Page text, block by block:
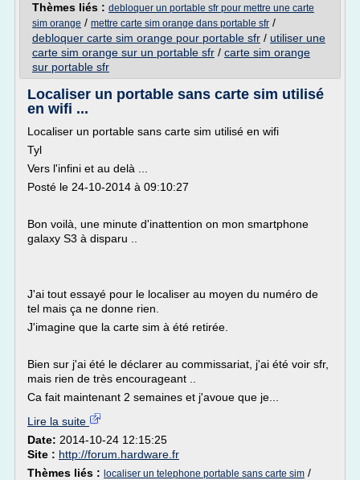
Thèmes liés : debloquer un portable sfr pour mettre une carte
sim orange / mettre carte sim orange dans portable sfr /
debloquer carte sim orange pour portable sfr / utiliser une
carte sim orange sur un portable sfr / carte sim orange
sur portable sfr
Localiser un portable sans carte sim utilisé
en wifi ...
Localiser un portable sans carte sim utilisé en wifi
Tyl
Vers l'infini et au delà ...
Posté le 24-10-2014 à 09:10:27
Bon voilà, une minute d'inattention on mon smartphone
galaxy S3 à disparu ..
J'ai tout essayé pour le localiser au moyen du numéro de
tel mais ça ne donne rien.
J'imagine que la carte sim à été retirée.
Bien sur j'ai été le déclarer au commissariat, j'ai été voir sfr,
mais rien de très encourageant ..
Ca fait maintenant 2 semaines et j'avoue que je...
Lire la suite
Date: 2014-10-24 12:15:25
Site : http://forum.hardware.fr
Thèmes liés : localiser un telephone portable sans carte sim /